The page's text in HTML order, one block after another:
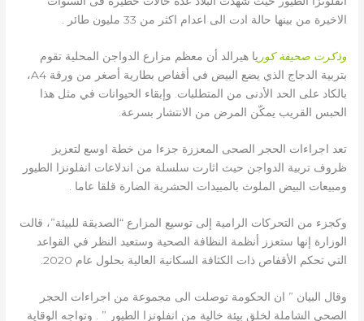
الاخيرة من بينها حالة ادت الى اعدام اكثر من 33 مليون طائر .
وذكرت صحيفة كور يا هيرالد أن معظم مزارع الدواجن المحلية تقوم
بتربية الدجاج الذي يضع البيض في أقفاص بطارية أصغر من ورقة A4،
بالكاد على الحد الأدنى من المتطلبات. وإبقاء الحيوانات في مثل هذا
الحبس القريب يمكّن المرض من الانتشار بسرعة.
تعد اجراءات الحجر الصحى المعززة جزءا من خطة اوسع لتعزيز
ظروف تربية الدواجن حيث اثارت سلسلة من اندلاعات انفلونزا الطيور
ومبيعات البيض الملوث بالمبيدات الحشرية الضارة قلقا عاما .
وكجزء من التحركات الرامية إلى توسيع المزارع “الصديقة للبيئة”، قالت
الوزارة إنها ستعزز أنظمة النظافة الصحية وستعيد النظر في القواعد
التي تحكم الأقفاص ذات الكثافة السكانية العالية بحلول عام 2020.
وقال البيان ” ان الحكومة توصلت الى مجموعة من اجراءات الحجر
الصحى الشاملة لخلق بيئة خالية من انفلونزا الطيور ” . وتواجه الوقاية